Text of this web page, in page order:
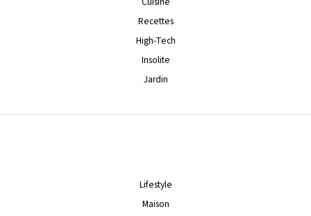
Recettes
High-Tech
Insolite
Jardin
Lifestyle
Maison